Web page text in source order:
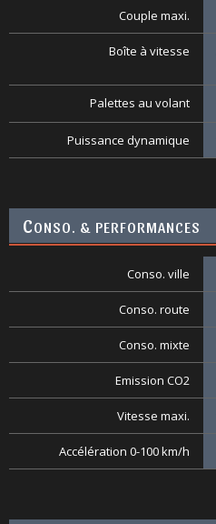
Couple maxi.
Boîte à vitesse
Palettes au volant
Puissance dynamique
CONSO. & PERFORMANCES
Conso. ville
Conso. route
Conso. mixte
Emission CO2
Vitesse maxi.
Accélération 0-100 km/h